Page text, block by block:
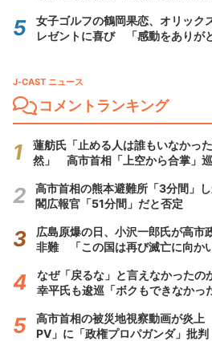
女子ゴルフの鶴岡果恋、オリック
レゼントに喜び 「感動をありが
J-CAST ニュース
コメントランキング
蓮舫氏「止める人は誰もいなかっ
然」 高市首相「上空から合掌」
高市首相の熊本避難所「3分間」
閣広報官「51分間」だと否定
広島原爆の日、小沢一郎氏が高市
非難 「この国は再び滅亡に向か
なぜ「戻るな」と言えなかった
幸平氏も逡巡「ボクもできなかっ
高市首相の被災地視察動画が炎
PV」に「政権プロパガンダ」批判